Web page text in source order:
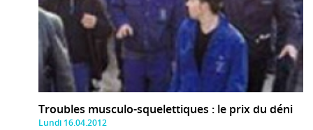
Troubles musculo-squelettiques : le prix du déni
Lundi 16.04.2012